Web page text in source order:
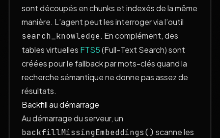
sont découpés en chunks et indexés de la même
manière. L’agent peut les interroger via l’outil
search_knowledge. En complément, des
tables virtuelles FTS5(Full-Text Search) sont
créées pour le fallback par mots-clés quand la
recherche sémantique ne donne pas assez de
résultats.
Backfill au démarrage
Au démarrage du serveur, un
backfillMissingEmbeddings() scanne les